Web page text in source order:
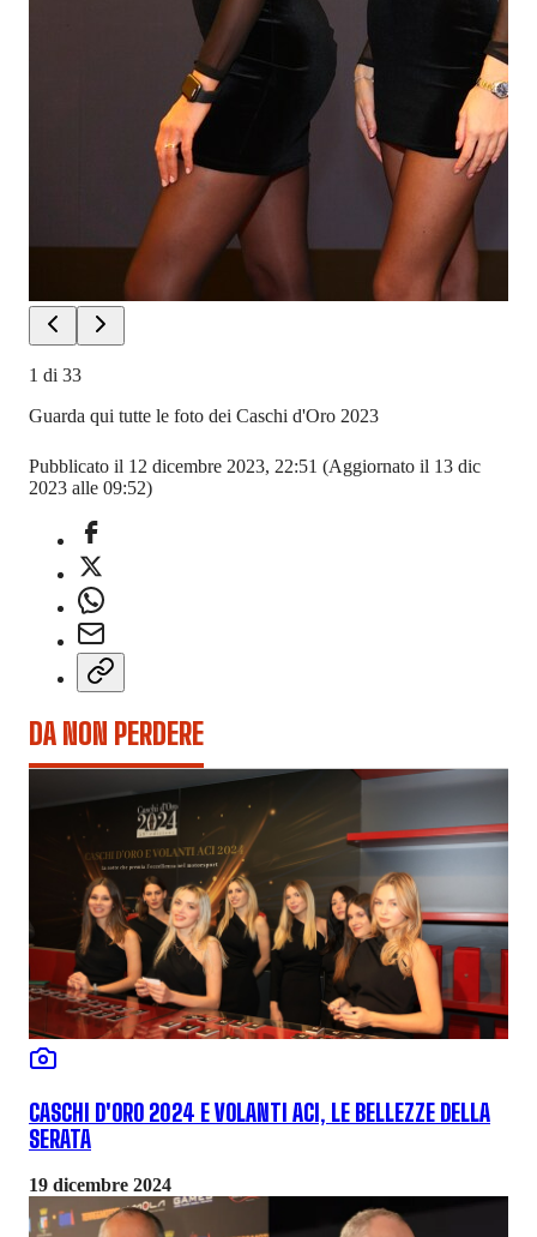
1 di 33
Guarda qui tutte le foto dei Caschi d'Oro 2023
Pubblicato il 12 dicembre 2023, 22:51 (Aggiornato il 13 dic
2023 alle 09:52)
DA NON PERDERE
CASCHI D'ORO 2024 E VOLANTI ACI, LE BELLEZZE DELLA
SERATA
19 dicembre 2024